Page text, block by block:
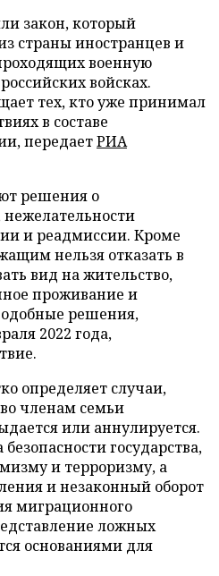
закон, который
страны иностранцев и
военную
войсках.
тех, кто уже принимал
в составе
передаетРИА
решения о
и реадмиссии. Кроме
нельзя отказать в
вид на жительство,
проживание и
решения,
2022 года,
определяет случаи,
членам семьи
или аннулируется.
государства,
и терроризму, а
и незаконный оборот
миграционного
ложных
основаниями для